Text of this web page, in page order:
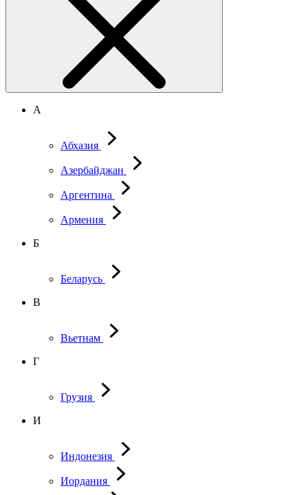
А
Абхазия
Азербайджан
Аргентина
Армения
Б
Беларусь
В
Вьетнам
Г
Грузия
И
Индонезия
Иордания